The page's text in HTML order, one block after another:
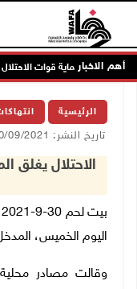
أهم الاخباربحماية قوات الاحتلال
الرئيسية
تاريخ النشر: 30/09/2021 02:06 م
الاحتلال يغلق
اليوم الخميس،
وقالت مصادر